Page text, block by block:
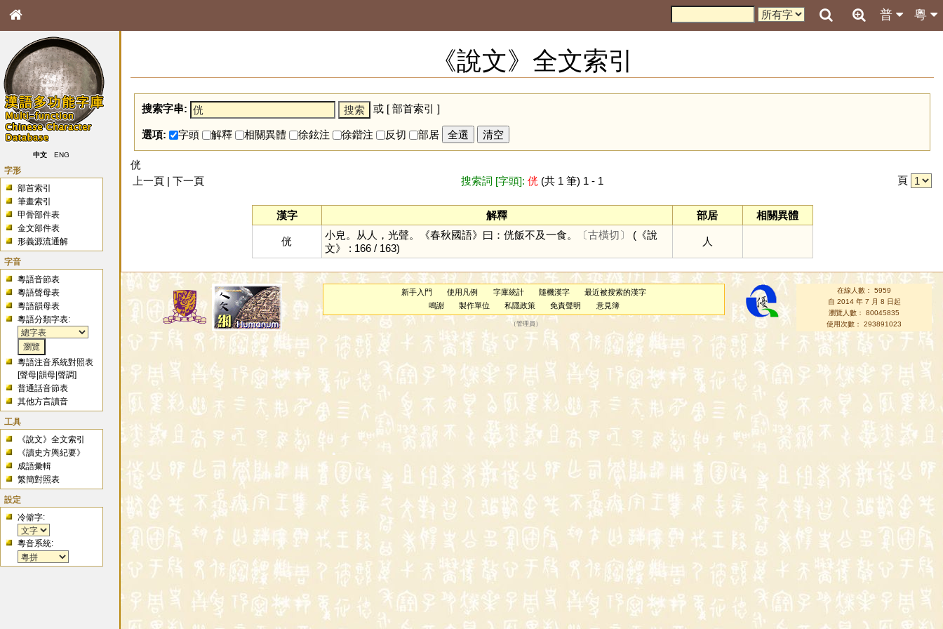
粵
普
中文 ENG
字形
部首索引
筆畫索引
甲骨部件表
金文部件表
形義源流通解
字音
粵語音節表
粵語聲母表
粵語韻母表
粵語分類字表:
粵語注音系統對照表
[聲母 |韻母 |聲調]
普通話音節表
其他方言讀音
工具
《說文》全文索引
《讀史方輿紀要》
成語彙輯
繁簡對照表
設定
冷僻字:
粵音系統:
《說文》全文索引
搜索字串: 或 [ 部首索引 ]
選項: 字頭 解釋 相關異體 徐鉉注 徐鍇注 反切 部居 全選 清空
侊
上一頁 | 下一頁
搜索詞 [字頭]: 侊 (共 1 筆) 1 - 1 頁
漢字 解釋 部居 相關異體
侊
小皃。从人，光聲。《春秋國語》曰：侊飯不及一食。 〔古橫切〕
(《說
文》 : 166 / 163)
人
新手入門 使用凡例 字庫統計 隨機漢字
最近被搜索的漢字
鳴謝
製作單位 私隱政策 免責聲明 意見簿
（管理員 ）
在線人數： 5959
自 2014 年 7 月 8 日起
瀏覽人數： 80045835
使用次數： 293891023